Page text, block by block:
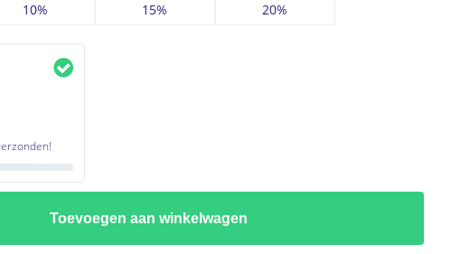
10% 15% 20%
Toevoegen aan winkelwagen